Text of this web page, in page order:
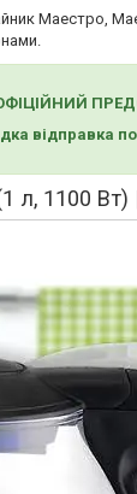
Маестро,
відправка по
л, 1100